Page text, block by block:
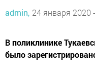
admin, 24 января 2020
В поликлинике
было